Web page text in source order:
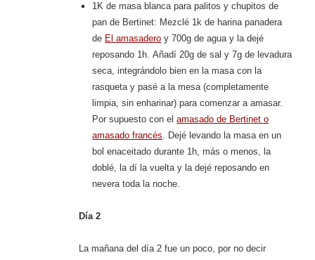
1K de masa blanca para palitos y chupitos de
pan de Bertinet: Mezclé 1k de harina panadera
de El amasadero y 700g de agua y la dejé
reposando 1h. Añadí 20g de sal y 7g de levadura
seca, integrándolo bien en la masa con la
rasqueta y pasé a la mesa (completamente
limpia, sin enharinar) para comenzar a amasar.
Por supuesto con elamasado de Bertinet o
amasado francés. Dejé levando la masa en un
bol enaceitado durante 1h, más o menos, la
doblé, la dí la vuelta y la dejé reposando en
nevera toda la noche.
Día 2
La mañana del día 2 fue un poco, por no decir